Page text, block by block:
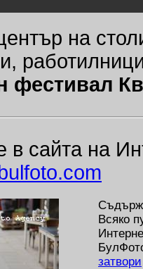
на
фестивал
в сайта на
Всяко
затвори